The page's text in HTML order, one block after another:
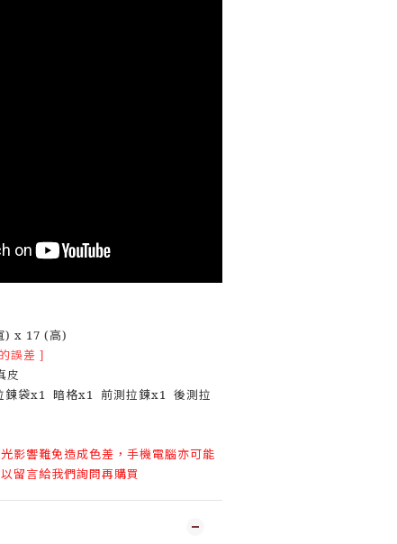
x 17 (高)
誤差 ]
皮
袋x1 暗格x1 前測拉鍊x1 後測拉
影響難免造成色差，手機電腦亦可能
留言給我們詢問再購買